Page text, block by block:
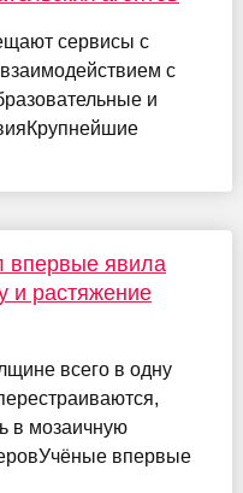
сервисы с
с
и
впервые явила
и растяжение
всего в одну
в мозаичную
впервые